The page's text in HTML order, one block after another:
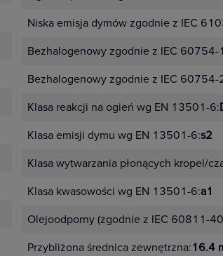
Niska emisja dymów zgodnie z IEC
Bezhalogenowy zgodnie z IEC 60754-
Bezhalogenowy zgodnie z IEC 60754-
Klasa reakcji na ogień wg EN 13501-6:
Klasa emisji dymu wg EN 13501-6:s2
Klasa wytwarzania płonących kropel/
Klasa kwasowości wg EN 13501-6:a1
Olejoodporny (zgodnie z IEC 60811-
Przybliżona średnica zewnętrzna:16.4